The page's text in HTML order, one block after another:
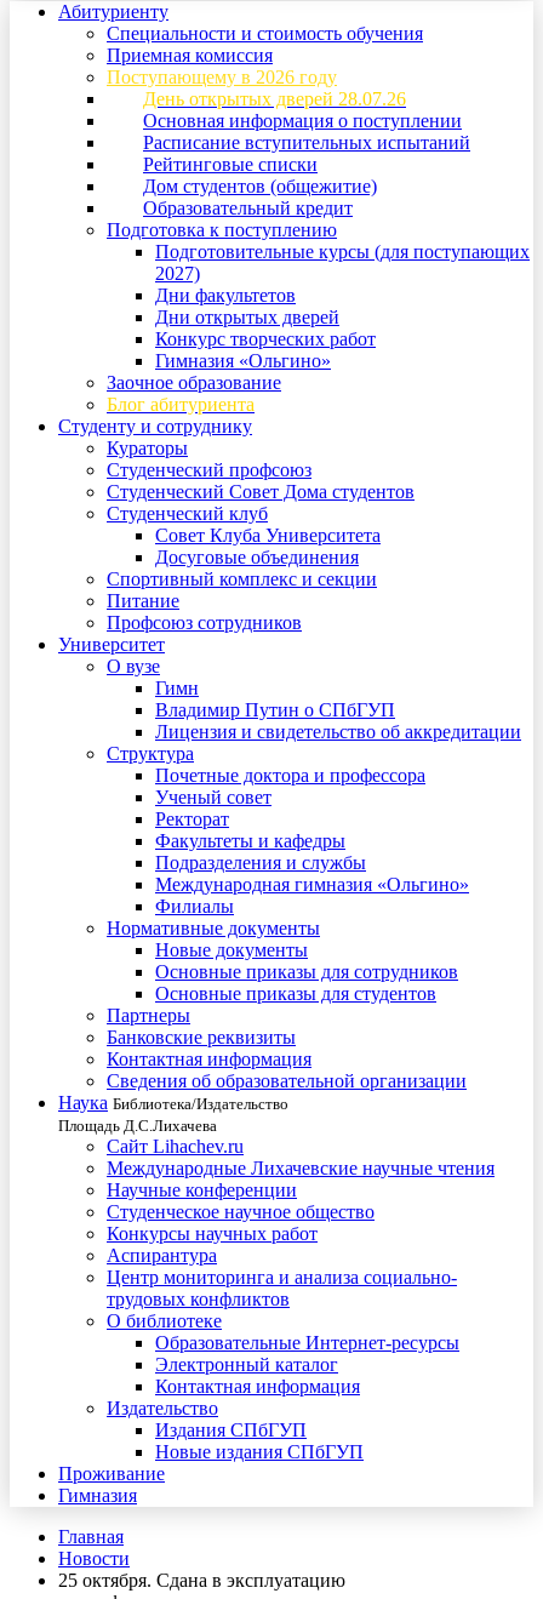
Абитуриенту
Специальности и стоимость обучения
Приемная комиссия
Поступающему в 2026 году
День открытых дверей 28.07.26
Основная информация о поступлении
Расписание вступительных испытаний
Рейтинговые списки
Дом студентов (общежитие)
Образовательный кредит
Подготовка к поступлению
Подготовительные курсы (для поступающих
2027)
Дни факультетов
Дни открытых дверей
Конкурс творческих работ
Гимназия «Ольгино»
Заочное образование
Блог абитуриента
Студенту и сотруднику
Кураторы
Студенческий профсоюз
Студенческий Совет Дома студентов
Студенческий клуб
Совет Клуба Университета
Досуговые объединения
Спортивный комплекс и секции
Питание
Профсоюз сотрудников
Университет
О вузе
Гимн
Владимир Путин о СПбГУП
Лицензия и свидетельство об аккредитации
Структура
Почетные доктора и профессора
Ученый совет
Ректорат
Факультеты и кафедры
Подразделения и службы
Международная гимназия «Ольгино»
Филиалы
Нормативные документы
Новые документы
Основные приказы для сотрудников
Основные приказы для студентов
Партнеры
Банковские реквизиты
Контактная информация
Сведения об образовательной организации
Наука Библиотека/Издательство
Площадь Д.С.Лихачева
Сайт Lihachev.ru
Международные Лихачевские научные чтения
Научные конференции
Студенческое научное общество
Конкурсы научных работ
Аспирантура
Центр мониторинга и анализа социально-
трудовых конфликтов
О библиотеке
Образовательные Интернет-ресурсы
Электронный каталог
Контактная информация
Издательство
Издания СПбГУП
Новые издания СПбГУП
Проживание
Гимназия
Главная
Новости
25 октября. Сдана в эксплуатацию